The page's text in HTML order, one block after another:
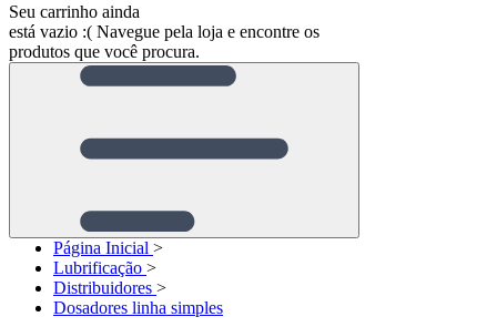
Seu carrinho ainda
está vazio :( Navegue pela loja e encontre os
produtos que você procura.
Página Inicial >
Lubrificação >
Distribuidores >
Dosadores linha simples